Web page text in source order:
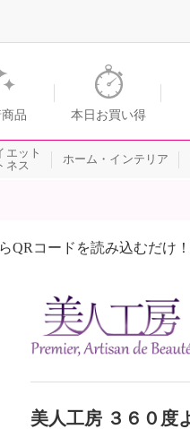
チャンネル
品 本日お買い得
エット
ネス
ホーム・インテリア
QRコードを読み込むだけ
美人工房 ３６０度